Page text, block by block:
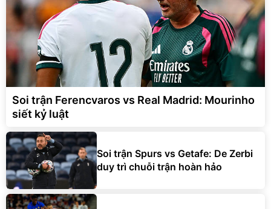
Soi trận Ferencvaros vs Real Madrid: Mourinho
siết kỷ luật
Soi trận Spurs vs Getafe: De Zerbi
duy trì chuỗi trận hoàn hảo